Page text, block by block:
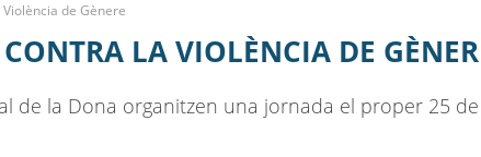
de Gènere
LA VIOLÈNCIA DE
de la Dona organitzen una jornada el proper 25